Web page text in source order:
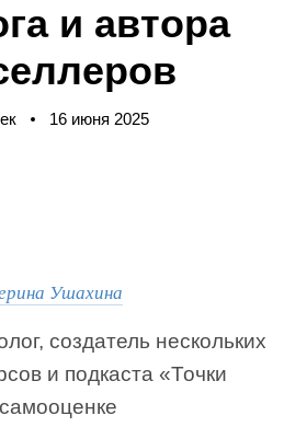
и автора
16 июня 2025
Ушахина
создатель нескольких
и подкаста «Точки